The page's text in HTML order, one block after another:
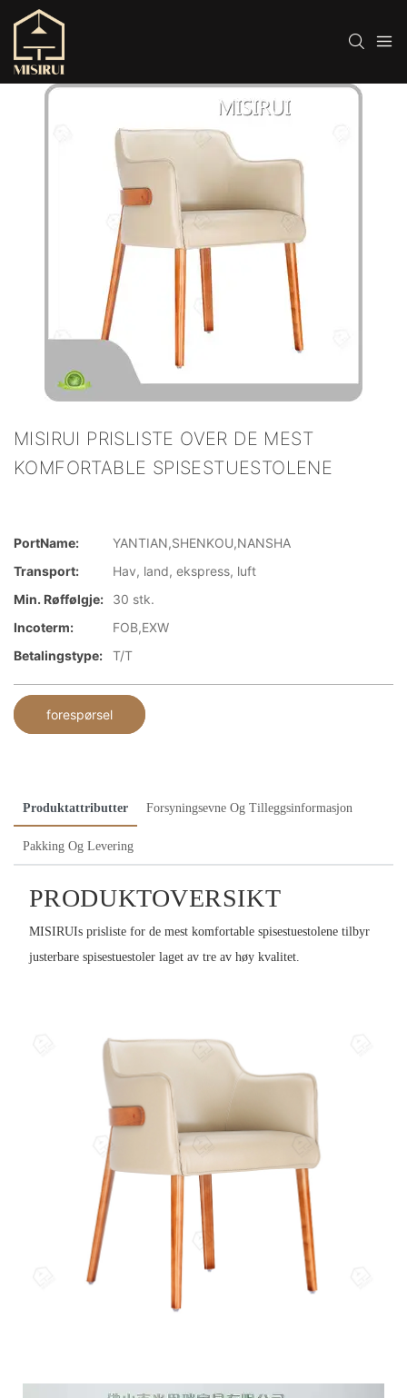
MISIRUI PRISLISTE OVER DE MEST
KOMFORTABLE SPISESTUESTOLENE
PortName:
YANTIAN,SHENKOU,NANSHA
Transport:
Hav, land, ekspress, luft
Min. Røffølgje:
30 stk.
Incoterm:
FOB,EXW
Betalingstype:
T/T
forespørsel
Produktattributter Forsyningsevne Og Tilleggsinformasjon
Pakking Og Levering
PRODUKTOVERSIKT
MISIRUIs prisliste for de mest komfortable spisestuestolene tilbyr
justerbare spisestuestoler laget av tre av høy kvalitet.